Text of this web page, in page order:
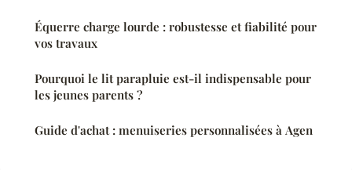
Équerre charge lourde : robustesse et fiabilité pour
vos travaux
Pourquoi le lit parapluie est-il indispensable pour
les jeunes parents ?
Guide d'achat : menuiseries personnalisées à Agen